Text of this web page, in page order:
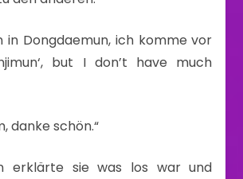
in Dongdaemun, ich komme vor
but I don’t have much
danke schön.“
erklärte sie was los war und